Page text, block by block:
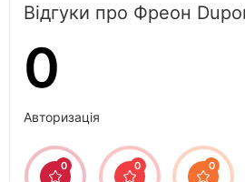
Відгуки про Фреон
0
Авторизація
0 0 0